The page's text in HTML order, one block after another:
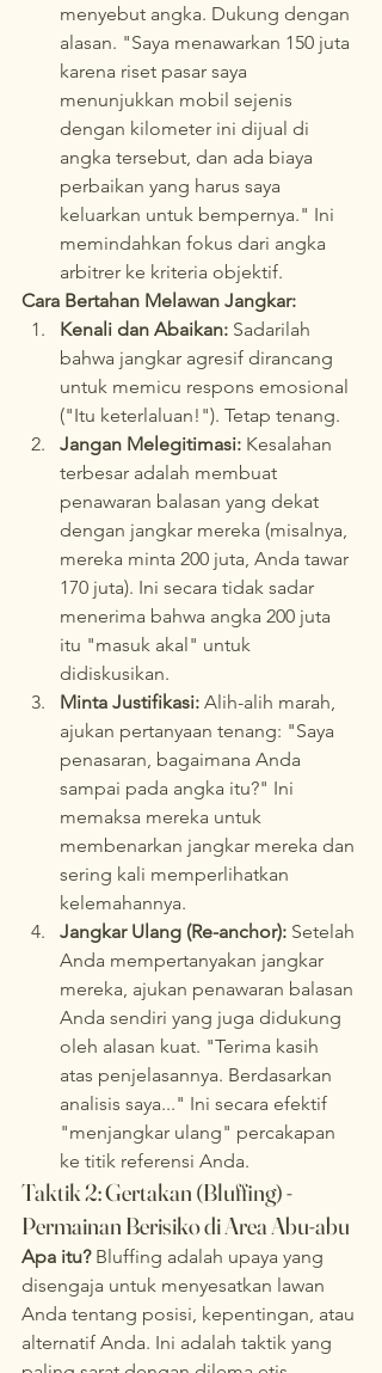
menyebut angka. Dukung dengan
alasan. "Saya menawarkan 150 juta
karena riset pasar saya
menunjukkan mobil sejenis
dengan kilometer ini dijual di
angka tersebut, dan ada biaya
perbaikan yang harus saya
keluarkan untuk bempernya." Ini
memindahkan fokus dari angka
arbitrer ke kriteria objektif.
Cara Bertahan Melawan Jangkar:
Kenali dan Abaikan: Sadarilah
bahwa jangkar agresif dirancang
untuk memicu respons emosional
("Itu keterlaluan!"). Tetap tenang.
Jangan Melegitimasi: Kesalahan
terbesar adalah membuat
penawaran balasan yang dekat
dengan jangkar mereka (misalnya,
mereka minta 200 juta, Anda tawar
170 juta). Ini secara tidak sadar
menerima bahwa angka 200 juta
itu "masuk akal" untuk
didiskusikan.
Minta Justifikasi: Alih-alih marah,
ajukan pertanyaan tenang: "Saya
penasaran, bagaimana Anda
sampai pada angka itu?" Ini
memaksa mereka untuk
membenarkan jangkar mereka dan
sering kali memperlihatkan
kelemahannya.
Jangkar Ulang (Re-anchor): Setelah
Anda mempertanyakan jangkar
mereka, ajukan penawaran balasan
Anda sendiri yang juga didukung
oleh alasan kuat. "Terima kasih
atas penjelasannya. Berdasarkan
analisis saya..." Ini secara efektif
"menjangkar ulang" percakapan
ke titik referensi Anda.
Taktik 2: Gertakan (Bluffing) -
Permainan Berisiko di Area Abu-abu
Apa itu? Bluffing adalah upaya yang
disengaja untuk menyesatkan lawan
Anda tentang posisi, kepentingan, atau
alternatif Anda. Ini adalah taktik yang